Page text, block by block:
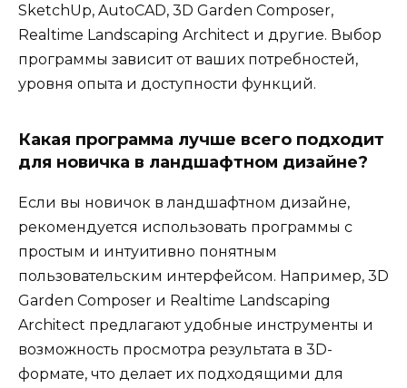
SketchUp, AutoCAD, 3D Garden Composer,
Realtime Landscaping Architect и другие. Выбор
программы зависит от ваших потребностей,
уровня опыта и доступности функций.
Какая программа лучше всего подходит
для новичка в ландшафтном дизайне?
Если вы новичок в ландшафтном дизайне,
рекомендуется использовать программы с
простым и интуитивно понятным
пользовательским интерфейсом. Например, 3D
Garden Composer и Realtime Landscaping
Architect предлагают удобные инструменты и
возможность просмотра результата в 3D-
формате, что делает их подходящими для